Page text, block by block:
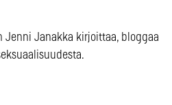
Jenni Janakka kirjoittaa, bloggaa